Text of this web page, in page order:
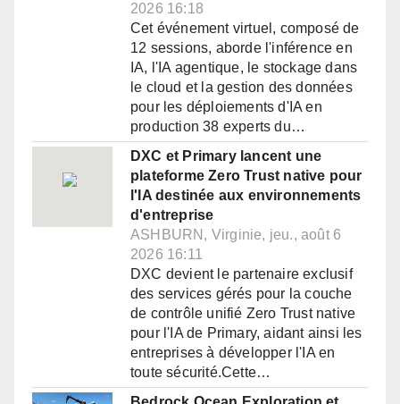
2026 16:18
Cet événement virtuel, composé de
12 sessions, aborde l'inférence en
IA, l'IA agentique, le stockage dans
le cloud et la gestion des données
pour les déploiements d'IA en
production 38 experts du…
DXC et Primary lancent une
plateforme Zero Trust native pour
l'IA destinée aux environnements
d'entreprise
ASHBURN, Virginie, jeu., août 6
2026 16:11
DXC devient le partenaire exclusif
des services gérés pour la couche
de contrôle unifié Zero Trust native
pour l'IA de Primary, aidant ainsi les
entreprises à développer l'IA en
toute sécurité.Cette…